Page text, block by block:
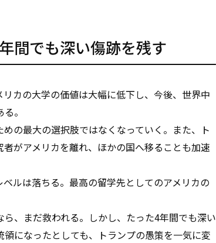
間でも深い傷跡を残す
カの大学の価値は大幅に低下し、今後、世界中
。
の最大の選択肢ではなくなっていく。また、ト
がアメリカを離れ、ほかの国へ移ることも加速
ルは落ちる。最高の留学先としてのアメリカの
、まだ救われる。しかし、たった4年間でも深い
になったとしても、トランプの愚策を一気に変